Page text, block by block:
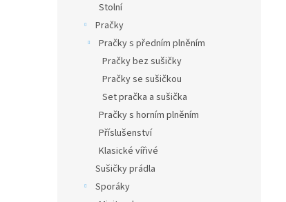
Stolní
Pračky
Pračky s předním plněním
Pračky bez sušičky
Pračky se sušičkou
Set pračka a sušička
Pračky s horním plněním
Příslušenství
Klasické vířivé
Sušičky prádla
Sporáky